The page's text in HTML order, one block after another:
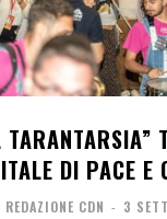
TARANTARSIA”
DI PACE E
REDAZIONE CDN - 3